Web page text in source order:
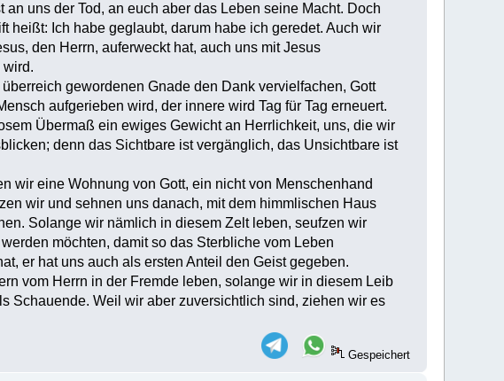
uns der Tod, an euch aber das Leben seine Macht. Doch
heißt: Ich habe geglaubt, darum habe ich geredet. Auch wir
den Herrn, auferweckt hat, auch uns mit Jesus
wird.
gewordenen Gnade den Dank vervielfachen, Gott
aufgerieben wird, der innere wird Tag für Tag erneuert.
Übermaß ein ewiges Gewicht an Herrlichkeit, uns, die wir
denn das Sichtbare ist vergänglich, das Unsichtbare ist
wir eine Wohnung von Gott, ein nicht von Menschenhand
wir und sehnen uns danach, mit dem himmlischen Haus
Solange wir nämlich in diesem Zelt leben, seufzen wir
möchten, damit so das Sterbliche vom Leben
er hat uns auch als ersten Anteil den Geist gegeben.
vom Herrn in der Fremde leben, solange wir in diesem Leib
Schauende. Weil wir aber zuversichtlich sind, ziehen wir es
Gespeichert